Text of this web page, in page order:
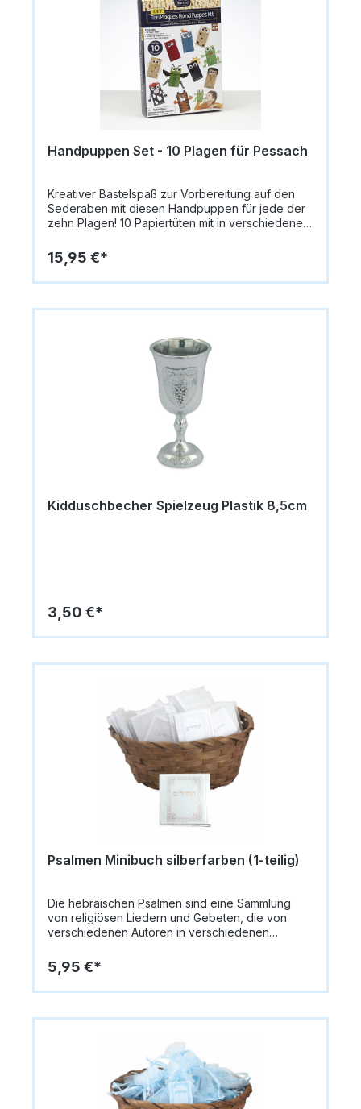
Handpuppen Set - 10 Plagen für Pessach
Kreativer Bastelspaß zur Vorbereitung auf den
Sederaben mit diesen Handpuppen für jede der
zehn Plagen! 10 Papiertüten mit in verschiedenen
Schaumstoffdekorationen
15,95 €*
Kidduschbecher Spielzeug Plastik 8,5cm
3,50 €*
Psalmen Minibuch silberfarben (1-teilig)
Die hebräischen Psalmen sind eine Sammlung
von religiösen Liedern und Gebeten, die von
verschiedenen Autoren in verschiedenen
Psalmen wurden von König David geschrieben,
aber es gibt auch Psalmen, die von anderen
Dichtern wie Asaf und den Söhnen Korachs
Dankbarkeit und Freude aus, die wir empfinden,
5,95 €*